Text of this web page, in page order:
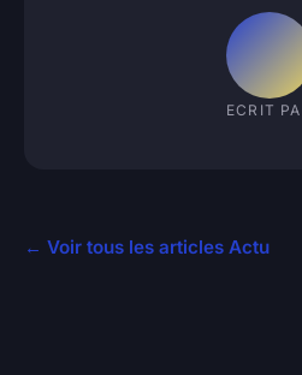
ECRIT
← Voir tous les articles Actu